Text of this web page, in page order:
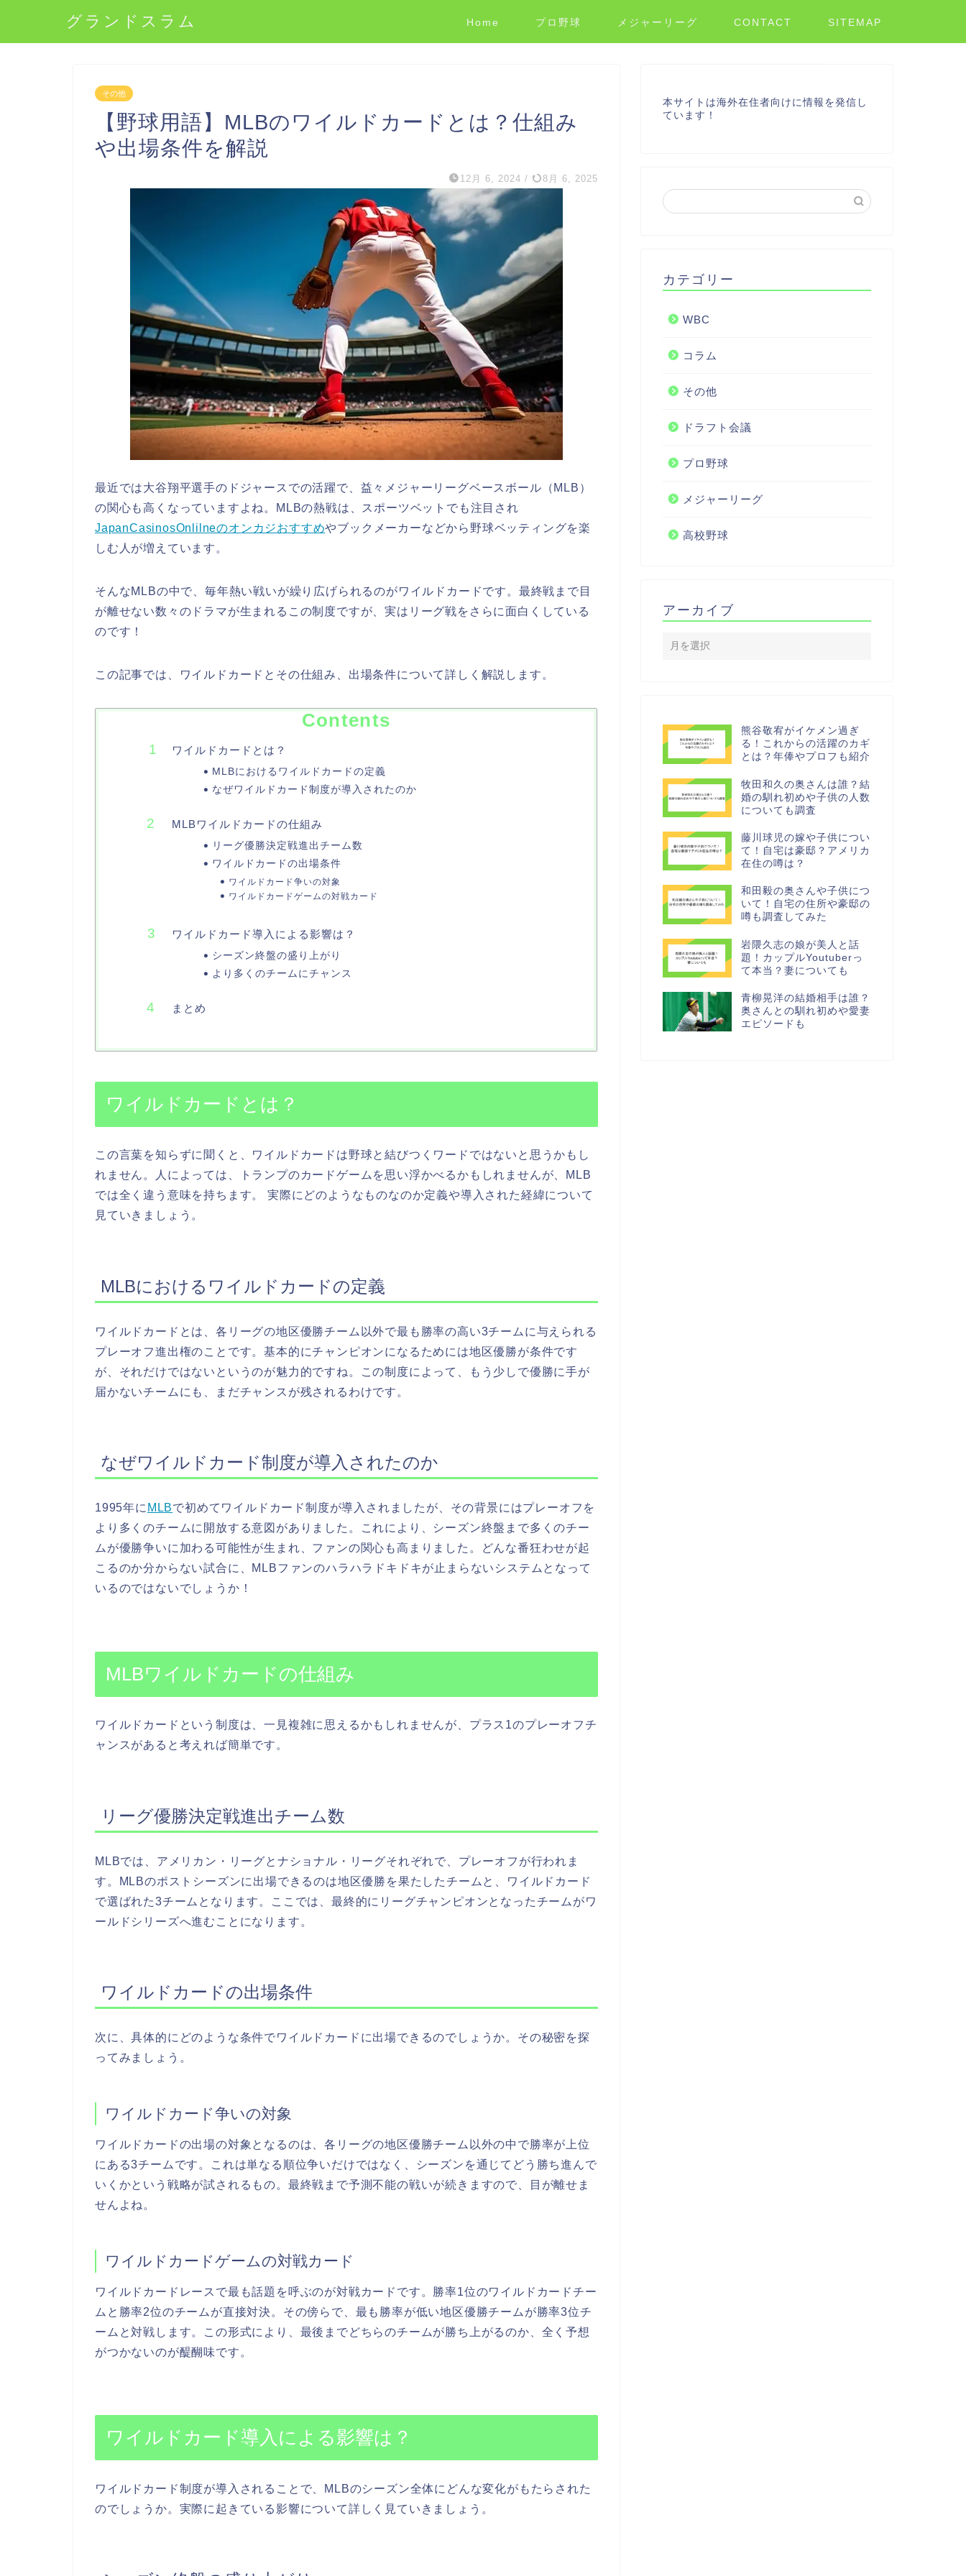
グランドスラム Home プロ野球 メジャーリーグ CONTACT SITEMAP
その他
【野球用語】MLBのワイルドカードとは？仕組み
や出場条件を解説
12月 6, 2024 / 8月 6, 2025
最近では大谷翔平選手のドジャースでの活躍で、益々メジャーリーグベースボール（MLB）
の関心も高くなっていますよね。MLBの熱戦は、スポーツベットでも注目され
JapanCasinosOnlilneのオンカジおすすめやブックメーカーなどから野球ベッティングを楽
しむ人が増えています。
そんなMLBの中で、毎年熱い戦いが繰り広げられるのがワイルドカードです。最終戦まで目
が離せない数々のドラマが生まれるこの制度ですが、実はリーグ戦をさらに面白くしている
のです！
この記事では、ワイルドカードとその仕組み、出場条件について詳しく解説します。
Contents
ワイルドカードとは？
MLBにおけるワイルドカードの定義
なぜワイルドカード制度が導入されたのか
MLBワイルドカードの仕組み
リーグ優勝決定戦進出チーム数
ワイルドカードの出場条件
ワイルドカード争いの対象
ワイルドカードゲームの対戦カード
ワイルドカード導入による影響は？
シーズン終盤の盛り上がり
より多くのチームにチャンス
まとめ
ワイルドカードとは？
この言葉を知らずに聞くと、ワイルドカードは野球と結びつくワードではないと思うかもし
れません。人によっては、トランプのカードゲームを思い浮かべるかもしれませんが、MLB
では全く違う意味を持ちます。 実際にどのようなものなのか定義や導入された経緯について
見ていきましょう。
MLBにおけるワイルドカードの定義
ワイルドカードとは、各リーグの地区優勝チーム以外で最も勝率の高い3チームに与えられる
プレーオフ進出権のことです。基本的にチャンピオンになるためには地区優勝が条件です
が、それだけではないというのが魅力的ですね。この制度によって、もう少しで優勝に手が
届かないチームにも、まだチャンスが残されるわけです。
なぜワイルドカード制度が導入されたのか
1995年に MLBで初めてワイルドカード制度が導入されましたが、その背景にはプレーオフを
より多くのチームに開放する意図がありました。これにより、シーズン終盤まで多くのチー
ムが優勝争いに加わる可能性が生まれ、ファンの関心も高まりました。どんな番狂わせが起
こるのか分からない試合に、MLBファンのハラハラドキドキが止まらないシステムとなって
いるのではないでしょうか！
MLBワイルドカードの仕組み
ワイルドカードという制度は、一見複雑に思えるかもしれませんが、プラス1のプレーオフチ
ャンスがあると考えれば簡単です。
リーグ優勝決定戦進出チーム数
MLBでは、アメリカン・リーグとナショナル・リーグそれぞれで、プレーオフが行われま
す。MLBのポストシーズンに出場できるのは地区優勝を果たしたチームと、ワイルドカード
で選ばれた3チームとなります。ここでは、最終的にリーグチャンピオンとなったチームがワ
ールドシリーズへ進むことになります。
ワイルドカードの出場条件
次に、具体的にどのような条件でワイルドカードに出場できるのでしょうか。その秘密を探
ってみましょう。
ワイルドカード争いの対象
ワイルドカードの出場の対象となるのは、各リーグの地区優勝チーム以外の中で勝率が上位
にある3チームです。これは単なる順位争いだけではなく、シーズンを通じてどう勝ち進んで
いくかという戦略が試されるもの。最終戦まで予測不能の戦いが続きますので、目が離せま
せんよね。
ワイルドカードゲームの対戦カード
ワイルドカードレースで最も話題を呼ぶのが対戦カードです。勝率1位のワイルドカードチー
ムと勝率2位のチームが直接対決。その傍らで、最も勝率が低い地区優勝チームが勝率3位チ
ームと対戦します。この形式により、最後までどちらのチームが勝ち上がるのか、全く予想
がつかないのが醍醐味です。
ワイルドカード導入による影響は？
ワイルドカード制度が導入されることで、MLBのシーズン全体にどんな変化がもたらされた
のでしょうか。実際に起きている影響について詳しく見ていきましょう。
本サイトは海外在住者向けに情報を発信し
ています！
カテゴリー
WBC
コラム
その他
ドラフト会議
プロ野球
メジャーリーグ
高校野球
アーカイブ
熊谷敬宥がイケメン過ぎ
る！これからの活躍のカギ
とは？年俸やプロフも紹介
牧田和久の奥さんは誰？結
婚の馴れ初めや子供の人数
についても調査
藤川球児の嫁や子供につい
て！自宅は豪邸？アメリカ
在住の噂は？
和田毅の奥さんや子供につ
いて！自宅の住所や豪邸の
噂も調査してみた
岩隈久志の娘が美人と話
題！カップルYoutuberっ
て本当？妻についても
青柳晃洋の結婚相手は誰？
奥さんとの馴れ初めや愛妻
エピソードも